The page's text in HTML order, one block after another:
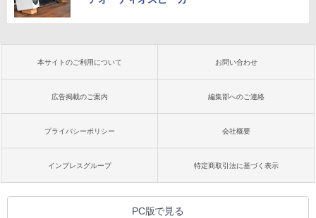
本サイトのご利用について お問い合わせ
広告掲載のご案内 編集部へのご連絡
プライバシーポリシー 会社概要
インプレスグループ 特定商取引法に基づく表示
PC版で見る